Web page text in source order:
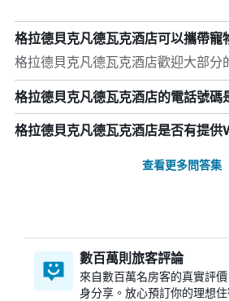
格拉德貝克凡德瓦克酒店可以攜帶寵
格拉德貝克凡德瓦克酒店歡迎大部分
格拉德貝克凡德瓦克酒店的電話號碼
格拉德貝克凡德瓦克酒店是否有提供
查看更多問答集
數百萬則旅客評論
來自數百萬名房客的真實評
身分享。放心預訂你的理想住